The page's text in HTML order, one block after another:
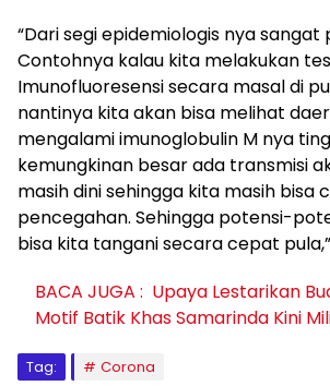
“Dari segi epidemiologis nya sangat
Contohnya kalau kita melakukan
Imunofluoresensi secara masal di
nantinya kita akan bisa melihat
mengalami imunoglobulin M nya
kemungkinan besar ada transmisi
masih dini sehingga kita masih bisa
pencegahan. Sehingga potensi-
bisa kita tangani secara cepat
BACA JUGA : Upaya Lestarikan
Motif Batik Khas Samarinda Kini
Tag:
Corona